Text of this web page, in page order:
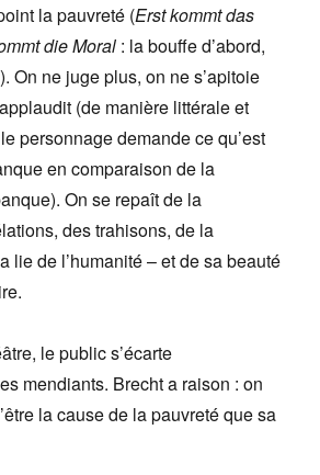
la pauvreté (Erst kommt das
die Moral : la bouffe d’abord,
On ne juge plus, on ne s’apitoie
(de manière littérale et
personnage demande ce qu’est
en comparaison de la
On se repaît de la
des trahisons, de la
lie de l’humanité – et de sa beauté
le public s’écarte
mendiants. Brecht a raison : on
la cause de la pauvreté que sa